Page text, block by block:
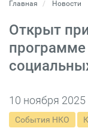
Главная Новости
Открыт
программе
10 ноября 2025
События НКО